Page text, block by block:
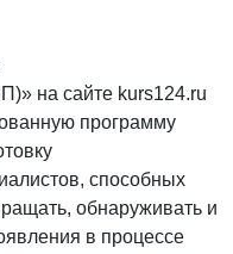
на сайте kurs124.ru
программу
способных
обнаруживать и
в процессе